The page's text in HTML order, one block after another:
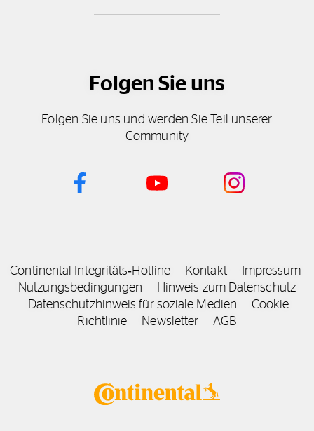
Folgen Sie uns
Folgen Sie uns und werden Sie Teil unserer
Community
Continental Integritäts‑Hotline Kontakt
Impressum
Nutzungsbedingungen
Hinweis zum Datenschutz
Datenschutzhinweis für soziale Medien
Cookie
Richtlinie
Newsletter AGB